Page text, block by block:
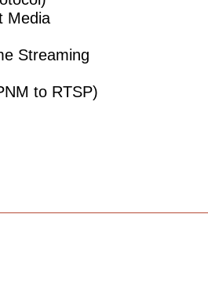
Media
Streaming
to RTSP)